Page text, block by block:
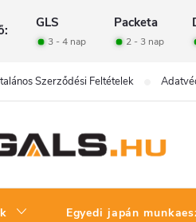
GLS Packeta
3 - 4 nap 2 - 3 nap
Szerződési Feltételek
Egyedi japán